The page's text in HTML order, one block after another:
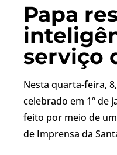
Papa
serviço
Nesta quarta-feira,
celebrado em 1º de
feito por meio de
de Imprensa da